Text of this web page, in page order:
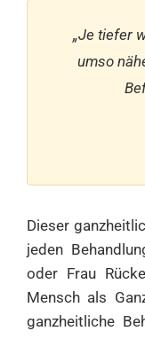
„Je tiefer
umso
Dieser
jeden
oder Frau
Mensch als
ganzheitliche